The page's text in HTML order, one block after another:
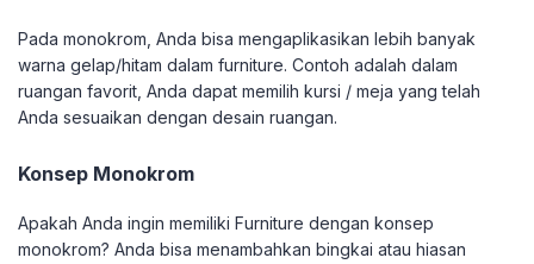
Pada monokrom, Anda bisa mengaplikasikan lebih banyak
warna gelap/hitam dalam furniture. Contoh adalah dalam
ruangan favorit, Anda dapat memilih kursi / meja yang telah
Anda sesuaikan dengan desain ruangan.
Konsep Monokrom
Apakah Anda ingin memiliki Furniture dengan konsep
monokrom? Anda bisa menambahkan bingkai atau hiasan